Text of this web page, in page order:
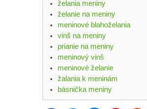
želania meniny
želanie na meniny
meninové blahoželania
vinš na meniny
prianie na meniny
meninový vinš
meninové želanie
žalania k meninám
básnička meniny